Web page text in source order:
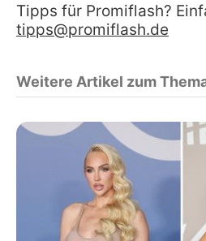
Tipps für Promiflash?
tipps@promiflash.de
Weitere Artikel zum